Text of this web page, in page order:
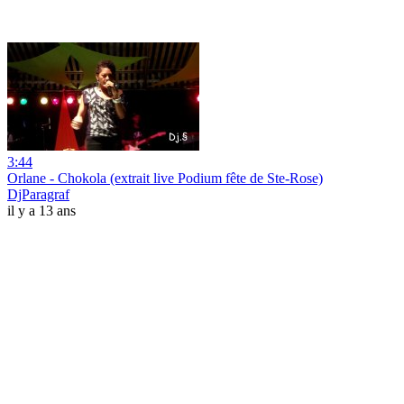
3:44
Orlane - Chokola (extrait live Podium fête de Ste-Rose)
DjParagraf
il y a 13 ans